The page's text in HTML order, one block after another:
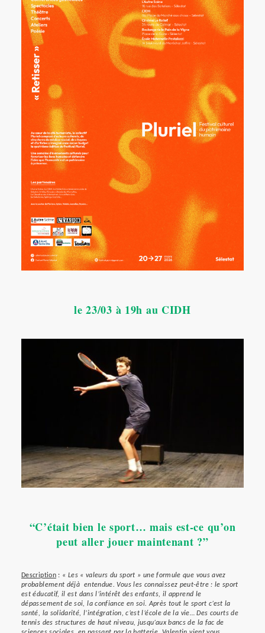
le 23/03 à 19h au CIDH
“C’était bien le sport… mais est-ce qu’on
peut aller jouer maintenant ?”
Description: « Les « valeurs du sport » une formule que vous avez
probablement déjà entendue. Vous les connaissez peut-être : le sport
est éducatif, il est dans l’intérêt des enfants, il apprend le
dépassement de soi, la confiance en soi. Après tout le sport c’est la
santé, la solidarité, l’intégration, c’est l’école de la vie… Des courts de
tennis des structures de haut niveau, jusqu’aux bancs de la fac de